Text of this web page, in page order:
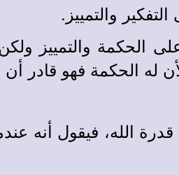
والتمييز.
الحكمة والتمييز
له الحكمة فهو قادر
الله، فيقول أنه